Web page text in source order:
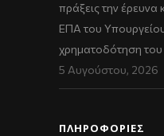
πράξεις την έρευνα
ΕΠΑ του
χρηματοδότηση του
5 Αυγούστου, 2026
ΠΛΗΡΟΦΟΡΙΕΣ